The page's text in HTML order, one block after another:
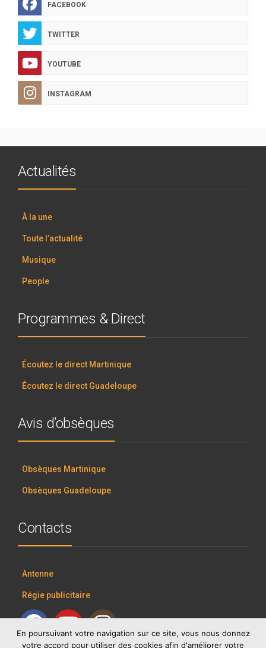
FACEBOOK
TWITTER
YOUTUBE
INSTAGRAM
Actualités
À la une
Toute l’actualité
Musique
People
Programmes & Direct
Écoutez le direct Martinique
Écoutez le direct Guadeloupe
Avis d’obsèques
Obsèques Martinique
Obsèques Guadeloupe
Contacts
Antenne
Régie publicitaire
En poursuivant votre navigation sur ce site, vous nous donnez
votre accord pour utiliser des cookies afin d'améliorer votre